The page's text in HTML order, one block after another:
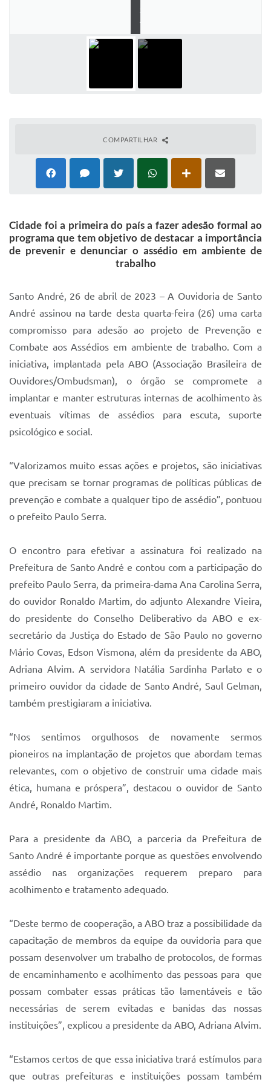
Lista de Comorbidades
Passe Escolar
Parque Escola
Quadra Fiscal
SIC
Autarquias
S
A
COMPARTILHAR
Cidade foi a primeira do país a fazer adesão formal ao
programa que tem objetivo de destacar a importância
de prevenir e denunciar o assédio em ambiente de
trabalho
Santo André, 26 de abril de 2023 – A Ouvidoria de Santo
André assinou na tarde desta quarta-feira (26) uma carta
compromisso para adesão ao projeto de Prevenção e
Combate aos Assédios em ambiente de trabalho. Com a
iniciativa, implantada pela ABO (Associação Brasileira de
Ouvidores/Ombudsman), o órgão se compromete a
implantar e manter estruturas internas de acolhimento às
eventuais vítimas de assédios para escuta, suporte
psicológico e social.
“Valorizamos muito essas ações e projetos, são iniciativas
que precisam se tornar programas de políticas públicas de
prevenção e combate a qualquer tipo de assédio”, pontuou
o prefeito Paulo Serra.
O encontro para efetivar a assinatura foi realizado na
Prefeitura de Santo André e contou com a participação do
prefeito Paulo Serra, da primeira-dama Ana Carolina Serra,
do ouvidor Ronaldo Martim, do adjunto Alexandre Vieira,
do presidente do Conselho Deliberativo da ABO e ex-
secretário da Justiça do Estado de São Paulo no governo
Mário Covas, Edson Vismona, além da presidente da ABO,
Adriana Alvim. A servidora Natália Sardinha Parlato e o
primeiro ouvidor da cidade de Santo André, Saul Gelman,
também prestigiaram a iniciativa.
“Nos sentimos orgulhosos de novamente sermos
pioneiros na implantação de projetos que abordam temas
relevantes, com o objetivo de construir uma cidade mais
ética, humana e próspera”, destacou o ouvidor de Santo
André, Ronaldo Martim.
Para a presidente da ABO, a parceria da Prefeitura de
Santo André é importante porque as questões envolvendo
assédio nas organizações requerem preparo para
acolhimento e tratamento adequado.
“Deste termo de cooperação, a ABO traz a possibilidade da
capacitação de membros da equipe da ouvidoria para que
possam desenvolver um trabalho de protocolos, de formas
de encaminhamento e acolhimento das pessoas para que
possam combater essas práticas tão lamentáveis e tão
necessárias de serem evitadas e banidas das nossas
instituições”, explicou a presidente da ABO, Adriana Alvim.
“Estamos certos de que essa iniciativa trará estímulos para
que outras prefeituras e instituições possam também